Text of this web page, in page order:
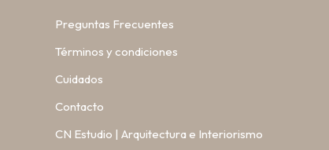
Preguntas Frecuentes
Términos y condiciones
Cuidados
Contacto
CN Estudio | Arquitectura e Interiorismo